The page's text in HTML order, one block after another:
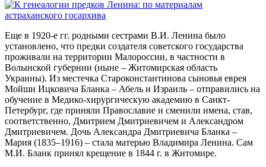
Еще в 1920-е гг. родными сестрами В.И. Ленина было
установлено, что предки создателя советского государства
проживали на территории Малороссии, в частности в
Волынской губернии (ныне – Житомирская область
Украины). Из местечка Староконстантинова сыновья еврея
Мойши Ицковича Бланка – Абель и Израиль – отправились на
обучение в Медико-хирургическую академию в Санкт-
Петербург, где приняли Православие и сменили имена, став,
соответственно, Дмитрием Дмитриевичем и Александром
Дмитриевичем. Дочь Александра Дмитриевича Бланка –
Мария (1835–1916) – стала матерью Владимира Ленина. Сам
М.И. Бланк принял крещение в 1844 г. в Житомире.